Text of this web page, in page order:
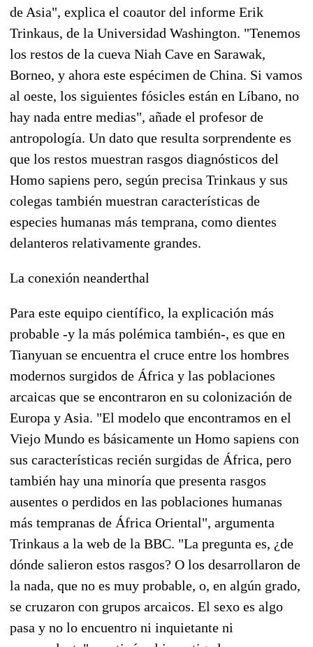
de Asia", explica el coautor del informe Erik
Trinkaus, de la Universidad Washington. "Tenemos
los restos de la cueva Niah Cave en Sarawak,
Borneo, y ahora este espécimen de China. Si vamos
al oeste, los siguientes fósicles están en Líbano, no
hay nada entre medias", añade el profesor de
antropología. Un dato que resulta sorprendente es
que los restos muestran rasgos diagnósticos del
Homo sapiens pero, según precisa Trinkaus y sus
colegas también muestran características de
especies humanas más temprana, como dientes
delanteros relativamente grandes.
La conexión neanderthal
Para este equipo científico, la explicación más
probable -y la más polémica también-, es que en
Tianyuan se encuentra el cruce entre los hombres
modernos surgidos de África y las poblaciones
arcaicas que se encontraron en su colonización de
Europa y Asia. "El modelo que encontramos en el
Viejo Mundo es básicamente un Homo sapiens con
sus características recién surgidas de África, pero
también hay una minoría que presenta rasgos
ausentes o perdidos en las poblaciones humanas
más tempranas de África Oriental", argumenta
Trinkaus a la web de la BBC. "La pregunta es, ¿de
dónde salieron estos rasgos? O los desarrollaron de
la nada, que no es muy probable, o, en algún grado,
se cruzaron con grupos arcaicos. El sexo es algo
pasa y no lo encuentro ni inquietante ni